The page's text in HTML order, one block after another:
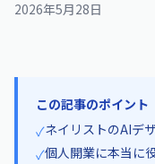
2026年5月28日
この記事のポイント
✓ネイリストのAIデ
✓個人開業に本当に